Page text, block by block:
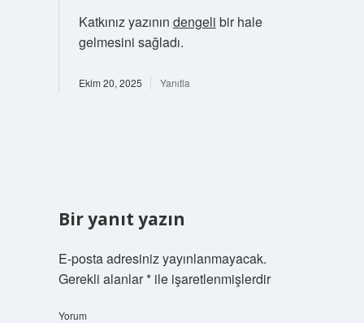
Katkınız yazının dengeli bir hale
gelmesini sağladı.
Ekim 20, 2025 Yanıtla
Bir yanıt yazın
E-posta adresiniz yayınlanmayacak.
Gerekli alanlar*ile işaretlenmişlerdir
Yorum